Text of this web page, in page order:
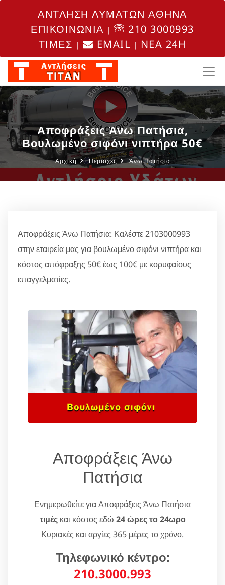
ΑΝΤΛΗΣΗ ΛΥΜΑΤΩΝ ΑΘΗΝΑ
ΕΠΙΚΟΙΝΩΝΙΑ |
210 3000993
ΤΙΜΕΣ | EMAIL | NEA 24H
Αποφράξεις Άνω Πατήσια,
Βουλωμένο σιφόνι νιπτήρα 50€
Αρχική Περιοχές Άνω Πατήσια
Αποφράξεις Άνω Πατήσια: Καλέστε 2103000993
στην εταιρεία μας για βουλωμένο σιφόνι νιπτήρα και
κόστος απόφραξης 50€ έως 100€ με κορυφαίους
επαγγελματίες.
Αποφράξεις Άνω
Πατήσια
Ενημερωθείτε για Αποφράξεις Άνω Πατήσια
τιμέςκαι κόστος εδώ 24 ώρες το 24ωρο
Κυριακές και αργίες 365 μέρες το χρόνο.
Τηλεφωνικό κέντρο:
210.3000.993